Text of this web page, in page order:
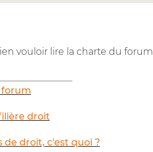
vouloir lire la charte du forum
droit
de droit, c'est quoi ?